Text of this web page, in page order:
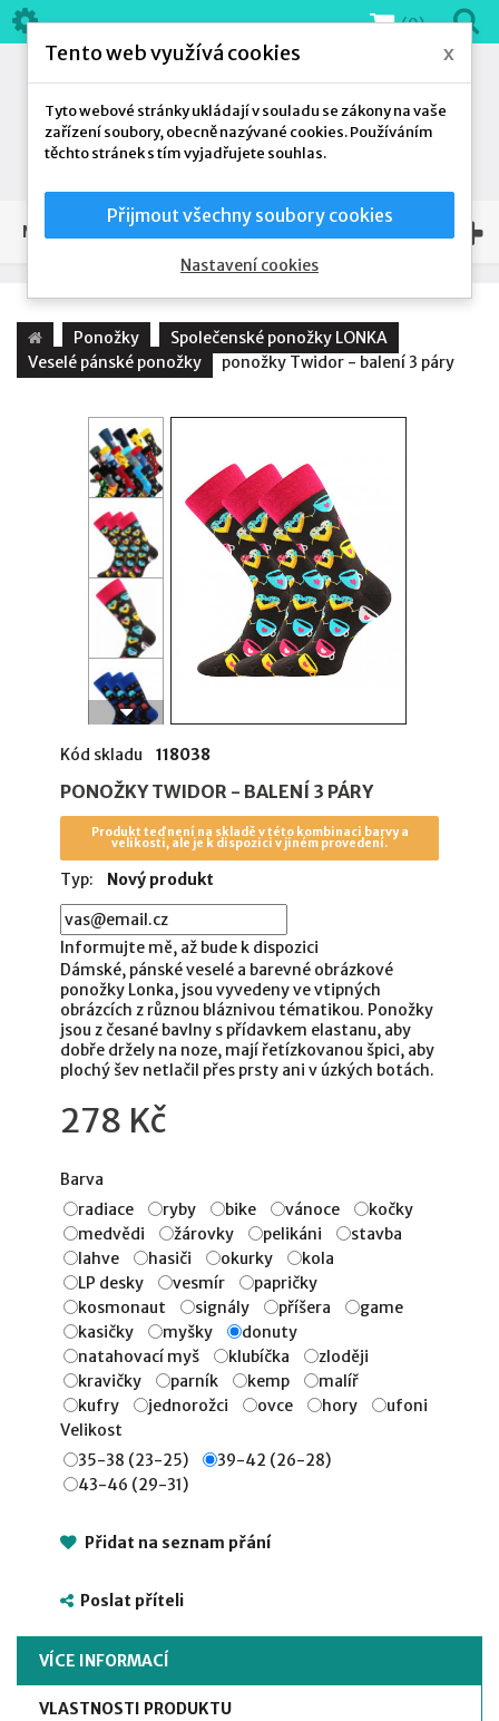
(0)
NAŠE NABÍDKA
Ponožky
Společenské ponožky LONKA
Veselé pánské ponožky
ponožky Twidor - balení 3 páry
Kód skladu 118038
PONOŽKY TWIDOR - BALENÍ 3 PÁRY
Produkt teď není na skladě v této kombinaci barvy a
velikosti, ale je k dispozici v jiném provedení.
Typ: Nový produkt
Informujte mě, až bude k dispozici
Dámské, pánské veselé a barevné obrázkové
ponožky Lonka, jsou vyvedeny ve vtipných
obrázcích z různou bláznivou tématikou. Ponožky
jsou z česané bavlny s přídavkem elastanu, aby
dobře držely na noze, mají řetízkovanou špici, aby
plochý šev netlačil přes prsty ani v úzkých botách.
278 Kč
Barva
radiace
ryby bike vánoce
kočky
medvědi
žárovky pelikáni
stavba
lahve
hasiči okurky
kola
LP desky
vesmír
papričky
kosmonaut
signály příšera
game
kasičky
myšky
donuty
natahovací myš
klubíčka
zloději
kravičky
parník kemp
malíř
kufry
jednorožci ovce hory
ufoni
Velikost
35-38 (23-25)
39-42 (26-28)
43-46 (29-31)
Přidat na seznam přání
Poslat příteli
VÍCE INFORMACÍ
VLASTNOSTI PRODUKTU
Tento web využívá cookies x
Tyto webové stránky ukládají v souladu se zákony na vaše
zařízení soubory, obecně nazývané cookies. Používáním
těchto stránek s tím vyjadřujete souhlas.
Přijmout všechny soubory cookies
Nastavení cookies